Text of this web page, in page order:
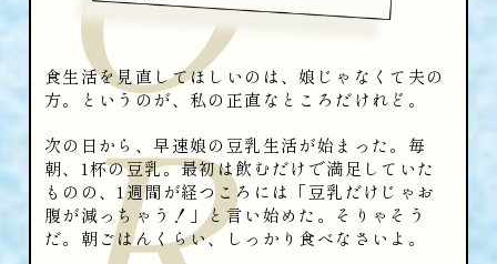
食生活を見直してほしいのは、娘じゃなくて夫の
方。というのが、私の正直なところだけれど。
次の日から、早速娘の豆乳生活が始まった。毎
朝、1杯の豆乳。最初は飲むだけで満足していた
ものの、1週間が経つころには「豆乳だけじゃお
腹が減っちゃう！」と言い始めた。そりゃそう
だ。朝ごはんくらい、しっかり食べなさいよ。